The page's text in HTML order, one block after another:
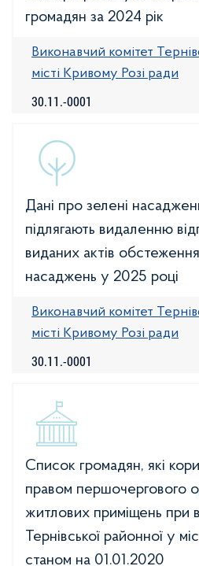
громадян за 2024 рік
30.11.-0001
Виконавчий комітет
місті Кривому Розі ради
Дані про зелені
підлягають видаленню
виданих актів
насаджень у 2025 році
30.11.-0001
Виконавчий комітет
місті Кривому Розі ради
Список громадян, які
правом першочергового
житлових приміщень при
Тернівської районної у
станом на 01.01.2020